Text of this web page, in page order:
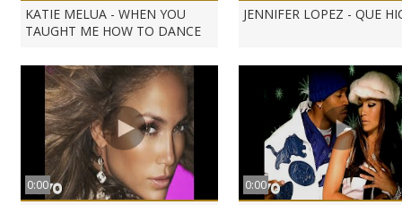
KATIE MELUA - WHEN YOU
TAUGHT ME HOW TO DANCE
JENNIFER LOPEZ - QUE
0:00 0:00